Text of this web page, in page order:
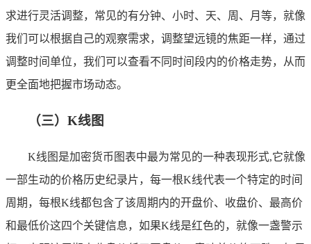
求进行灵活调整，常见的有分钟、小时、天、周、月等，就像
我们可以根据自己的观察需求，调整望远镜的焦距一样，通过
调整时间单位，我们可以查看不同时间段内的价格走势，从而
更全面地把握市场动态。
（三）K线图
K线图是加密货币图表中最为常见的一种表现形式,它就像
一部生动的价格历史纪录片，每一根K线代表一个特定的时间
周期，每根K线都包含了该周期内的开盘价、收盘价、最高价
和最低价这四个关键信息，如果K线是红色的，就像一盏警示